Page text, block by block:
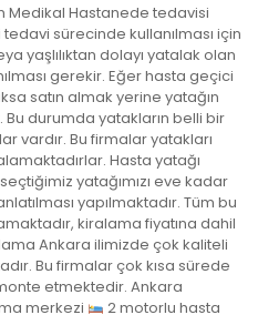
Medikal Hastanede tedavisi
sürecinde kullanılması için
yaşlılıktan dolayı yatalak olan
gerekir. Eğer hasta geçici
satın almak yerine yatağın
durumda yatakların belli bir
vardır. Bu firmalar yatakları
Hasta yatağı
yatağımızı eve kadar
yapılmaktadır. Tüm bu
kiralama fiyatına dahil
Ankara ilimizde çok kaliteli
Bu firmalar çok kısa sürede
etmektedir. Ankara
merkezi
2 motorlu hasta